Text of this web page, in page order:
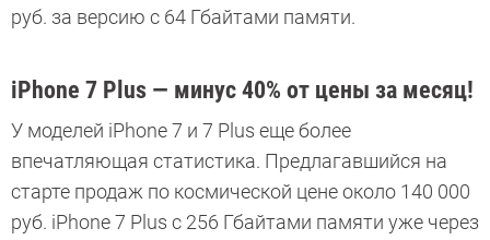
руб. за версию с 64 Гбайтами памяти.
iPhone 7 Plus — минус 40% от цены за месяц!
У моделей iPhone 7 и 7 Plus еще более
впечатляющая статистика. Предлагавшийся на
старте продаж по космической цене около 140 000
руб. iPhone 7 Plus с 256 Гбайтами памяти уже через